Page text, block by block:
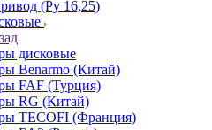
(Ру 16,25)
дисковые
Benarmo (Китай)
FAF (Турция)
RG (Китай)
TECOFI (Франция)